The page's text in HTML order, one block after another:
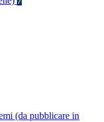
(da pubblicare in